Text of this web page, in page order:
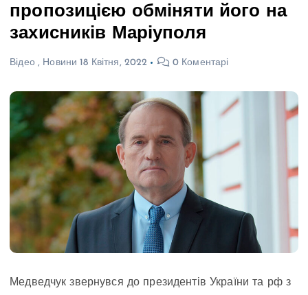
пропозицією обміняти його на
захисників Маріуполя
Відео, Новини 18 Квітня, 2022 0 Коментарі
Медведчук звернувся до президентів України та рф з